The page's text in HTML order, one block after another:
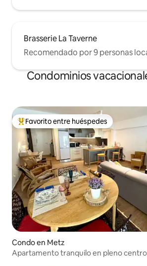
Brasserie La Taverne
Recomendado por 9 personas
Condominios
Favorito entre huéspedes preferido
Favorito entre huéspedes
Condo en Metz
Apartamento tranquilo en pleno